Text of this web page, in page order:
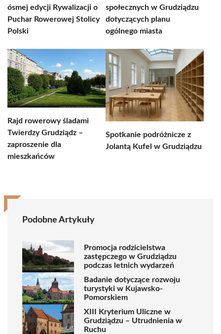
ósmej edycji Rywalizacji o
Puchar Rowerowej Stolicy
Polski
społecznych w Grudziądzu
dotyczących planu
ogólnego miasta
Rajd rowerowy śladami
Twierdzy Grudziądz –
zaproszenie dla
mieszkańców
Spotkanie podróżnicze z
Jolantą Kufel w Grudziądzu
Podobne Artykuły
Promocja rodzicielstwa
zastępczego w Grudziądzu
podczas letnich wydarzeń
Badanie dotyczące rozwoju
turystyki w Kujawsko-
Pomorskiem
XIII Kryterium Uliczne w
Grudziądzu – Utrudnienia w
Ruchu